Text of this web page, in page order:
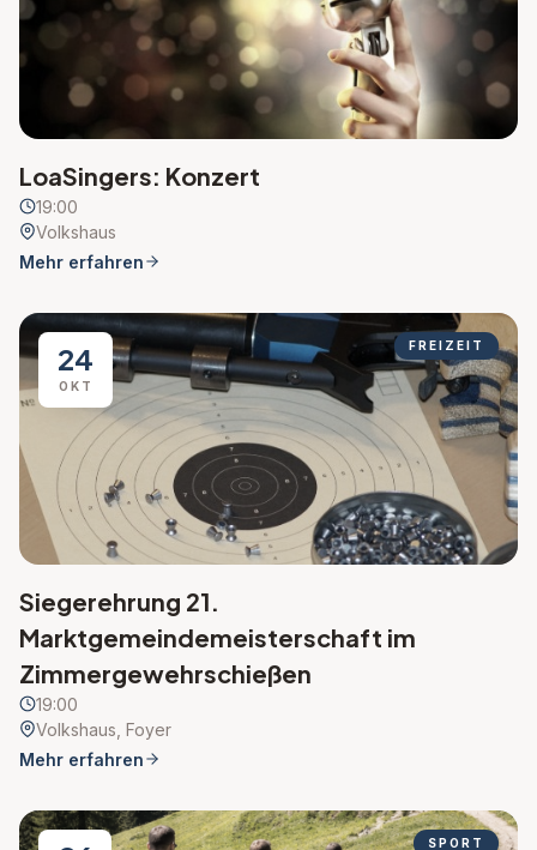
LoaSingers: Konzert
19:00
Volkshaus
Mehr erfahren
24
OKT
FREIZEIT
Siegerehrung 21.
Marktgemeindemeisterschaft im
Zimmergewehrschießen
19:00
Volkshaus, Foyer
Mehr erfahren
SPORT